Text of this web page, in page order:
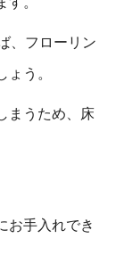
、フローリン
う。
まうため、床
お手入れでき